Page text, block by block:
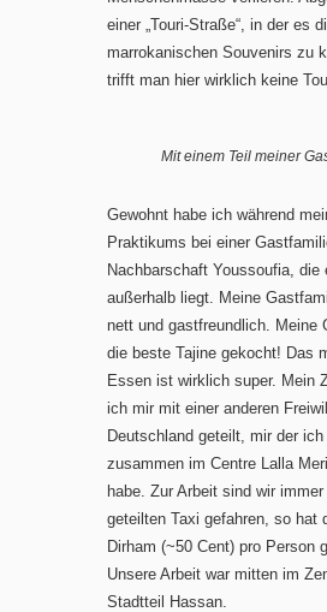
einer „Touri-Straße“, in der es
marrokanischen Souvenirs zu
trifft man hier wirklich keine
Mit einem Teil meiner
Gewohnt habe ich während
Praktikums bei einer
Nachbarschaft Youssoufia, die
außerhalb liegt. Meine
nett und gastfreundlich. Meine
die beste Tajine gekocht! Das
Essen ist wirklich super. Mein
ich mir mit einer anderen
Deutschland geteilt, mir der ich
zusammen im Centre Lalla
habe. Zur Arbeit sind wir
geteilten Taxi gefahren, so hat
Dirham (~50 Cent) pro Person
Unsere Arbeit war mitten im
Stadtteil Hassan.